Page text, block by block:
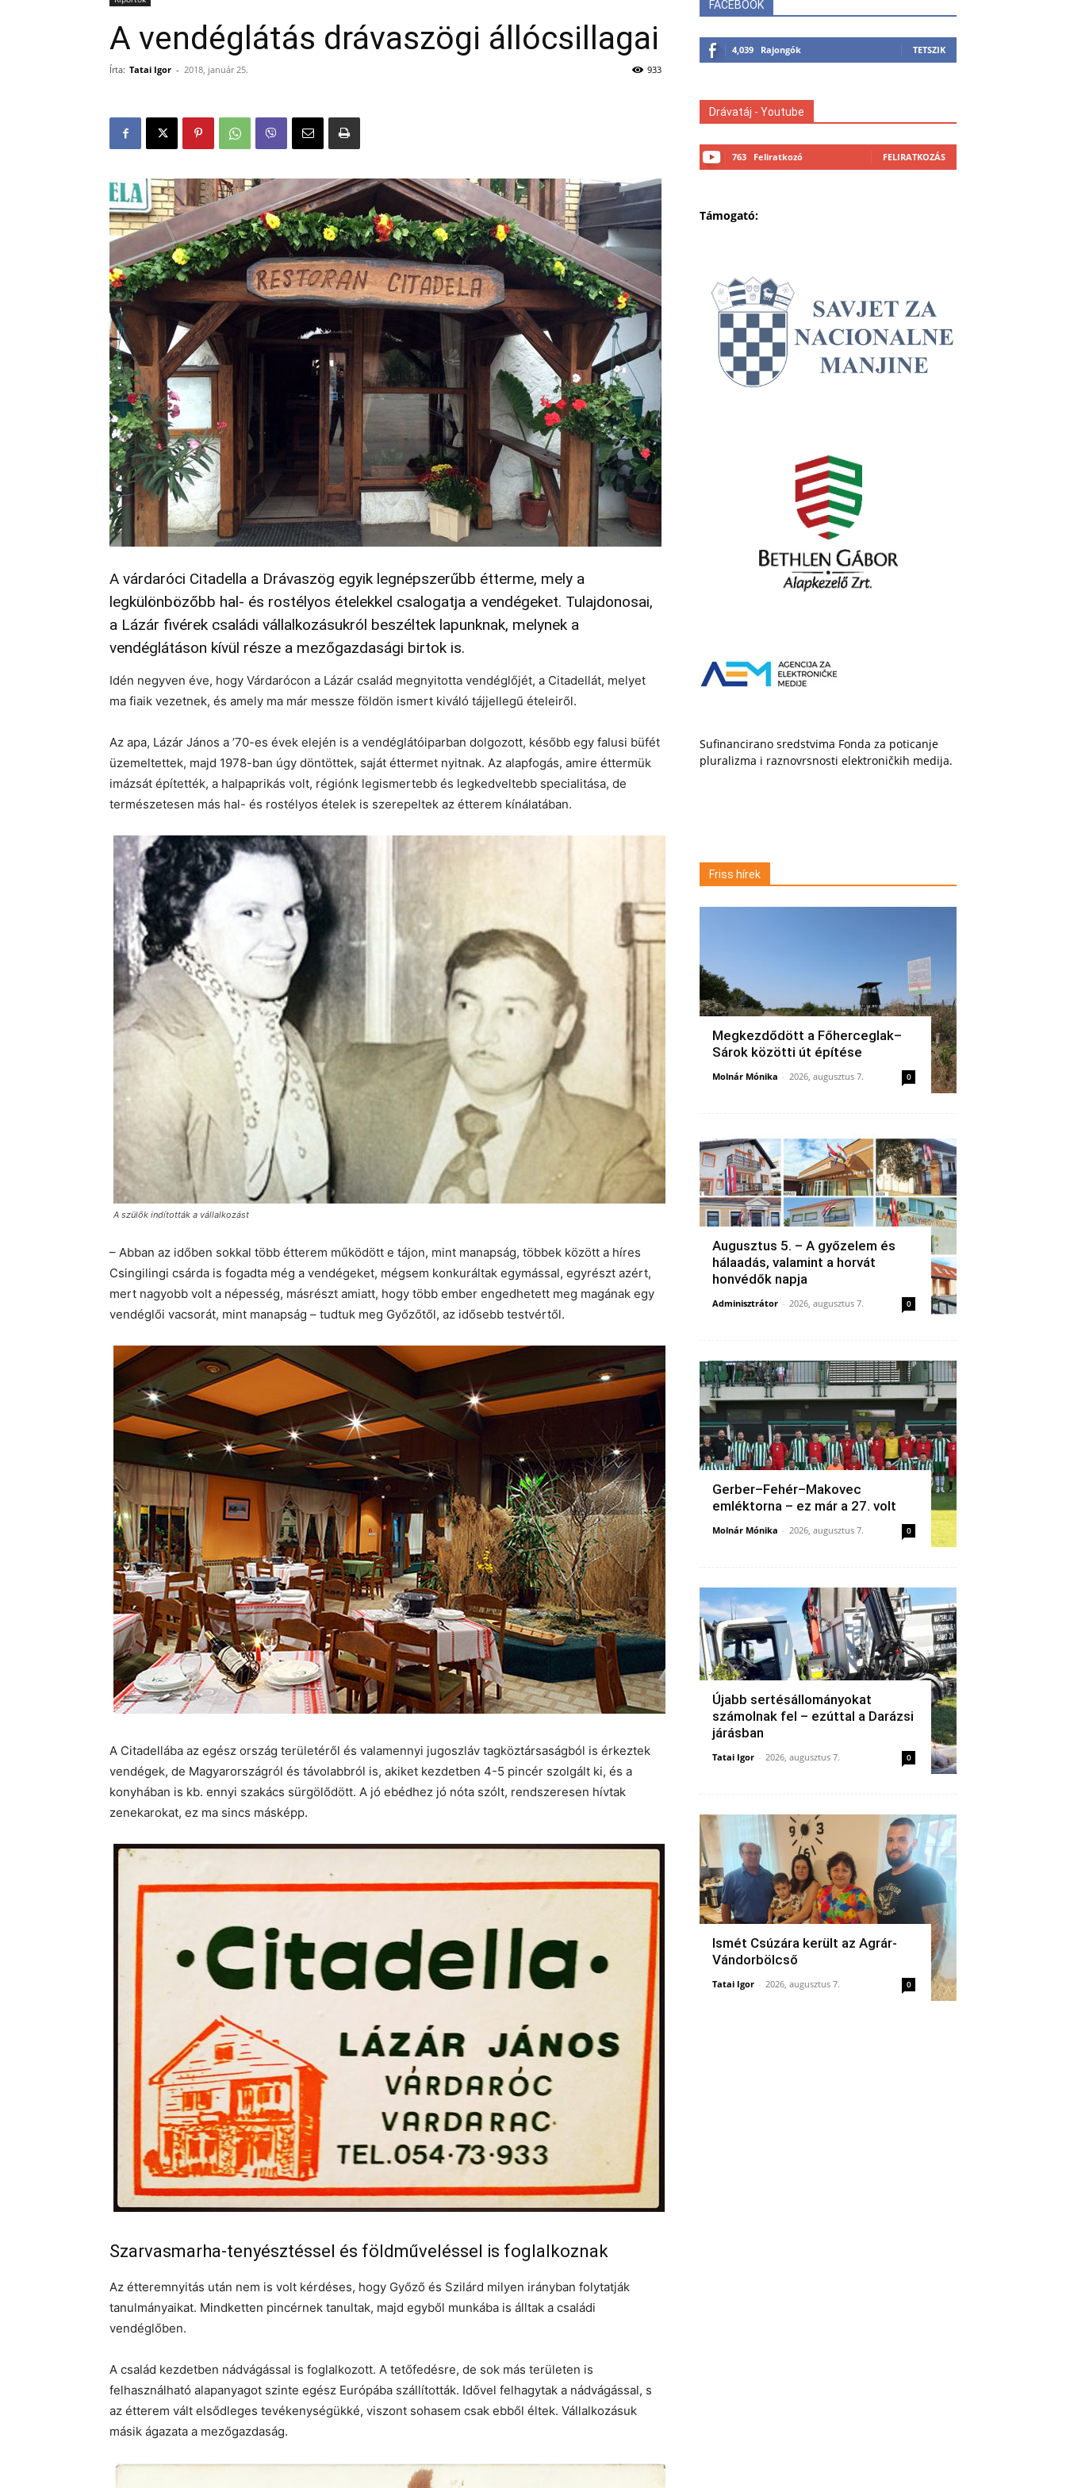
A vendéglátás drávaszögi állócsillagai
Írta: Tatai Igor - 2018, január 25. 933
A várdaróci Citadella a Drávaszög egyik legnépszerűbb étterme, mely a
legkülönbözőbb hal- és rostélyos ételekkel csalogatja a vendégeket. Tulajdonosai,
a Lázár fivérek családi vállalkozásukról beszéltek lapunknak, melynek a
vendéglátáson kívül része a mezőgazdasági birtok is.
Idén negyven éve, hogy Várdarócon a Lázár család megnyitotta vendéglőjét, a Citadellát, melyet
ma fiaik vezetnek, és amely ma már messze földön ismert kiváló tájjellegű ételeiről.
Az apa, Lázár János a ’70-es évek elején is a vendéglátóiparban dolgozott, később egy falusi büfét
üzemeltettek, majd 1978-ban úgy döntöttek, saját éttermet nyitnak. Az alapfogás, amire éttermük
imázsát építették, a halpaprikás volt, régiónk legismertebb és legkedveltebb specialitása, de
természetesen más hal- és rostélyos ételek is szerepeltek az étterem kínálatában.
A szülők indították a vállalkozást
– Abban az időben sokkal több étterem működött e tájon, mint manapság, többek között a híres
Csingilingi csárda is fogadta még a vendégeket, mégsem konkuráltak egymással, egyrészt azért,
mert nagyobb volt a népesség, másrészt amiatt, hogy több ember engedhetett meg magának egy
vendéglői vacsorát, mint manapság – tudtuk meg Győzőtől, az idősebb testvértől.
A Citadellába az egész ország területéről és valamennyi jugoszláv tagköztársaságból is érkeztek
vendégek, de Magyarországról és távolabbról is, akiket kezdetben 4-5 pincér szolgált ki, és a
konyhában is kb. ennyi szakács sürgölődött. A jó ebédhez jó nóta szólt, rendszeresen hívtak
zenekarokat, ez ma sincs másképp.
Szarvasmarha-tenyésztéssel és földműveléssel is foglalkoznak
Az étteremnyitás után nem is volt kérdéses, hogy Győző és Szilárd milyen irányban folytatják
tanulmányaikat. Mindketten pincérnek tanultak, majd egyből munkába is álltak a családi
vendéglőben.
A család kezdetben nádvágással is foglalkozott. A tetőfedésre, de sok más területen is
felhasználható alapanyagot szinte egész Európába szállították. Idővel felhagytak a nádvágással, s
az étterem vált elsődleges tevékenységükké, viszont sohasem csak ebből éltek. Vállalkozásuk
másik ágazata a mezőgazdaság.
FACEBOOK
4,039 Rajongók TETSZIK
Drávatáj - Youtube
763 Feliratkozó FELIRATKOZÁS
Támogató:
Sufinancirano sredstvima Fonda za poticanje
pluralizma i raznovrsnosti elektroničkih medija.
Friss hírek
Megkezdődött a Főherceglak–
Sárok közötti út építése
Molnár Mónika - 2026, augusztus 7. 0
Augusztus 5. – A győzelem és
hálaadás, valamint a horvát
honvédők napja
Adminisztrátor - 2026, augusztus 7. 0
Gerber–Fehér–Makovec
emléktorna – ez már a 27. volt
Molnár Mónika - 2026, augusztus 7. 0
Újabb sertésállományokat
számolnak fel – ezúttal a Darázsi
járásban
Tatai Igor - 2026, augusztus 7. 0
Ismét Csúzára került az Agrár-
Vándorbölcső
Tatai Igor - 2026, augusztus 7. 0